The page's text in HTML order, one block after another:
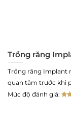
Trồng răng
Trồng răng Implant
quan tâm trước khi
Mức độ đánh giá: